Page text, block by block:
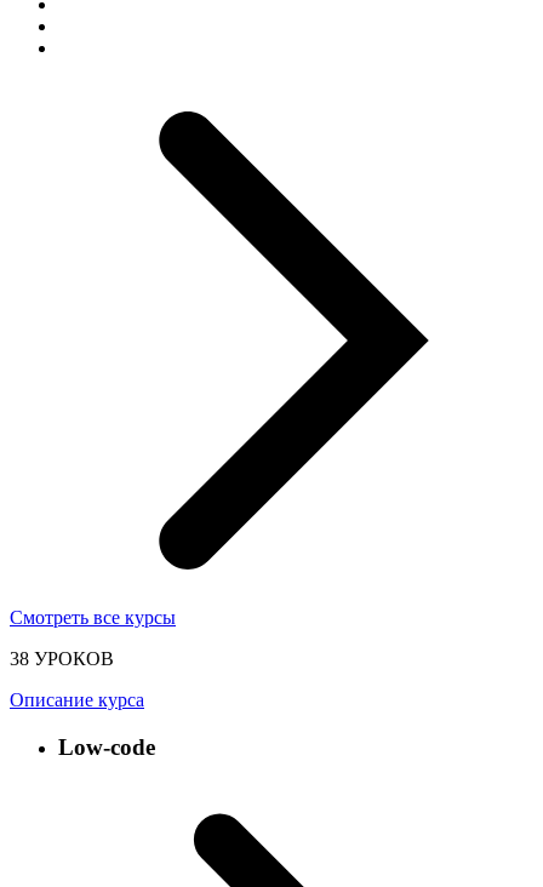
Смотреть все курсы
38 УРОКОВ
Описание курса
Low-code